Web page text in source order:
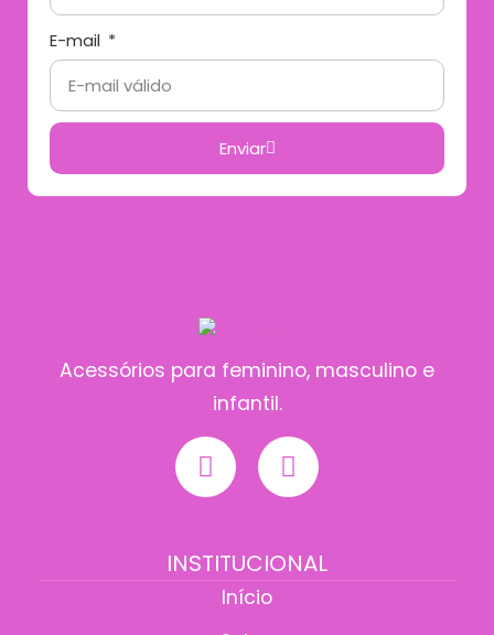
E-mail
Enviar
Acessórios para feminino, masculino e
infantil.
INSTITUCIONAL
Início